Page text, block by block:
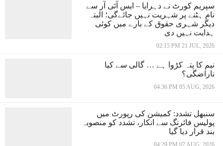
سپریم کورٹ نے دہرایا – ایس آئی آر سے
نام ہٹنے پر شہریت نہیں جائےگی؛ البتہ
دیگر شہری حقوق کے بارے میں کوئی
ہدایت نہیں دی
02:15 PM 21 JUL, 2026
نیم کا پتہ کڑوا ہے … گالی سے کیا
ناراضگی؟
04:36 PM 05 AUG, 2026
سنبھل تشدد: کمیشن کی رپورٹ میں
پولیس فائرنگ سے انکار، تشدد کو منصوبہ
بند قرار دیا گیا